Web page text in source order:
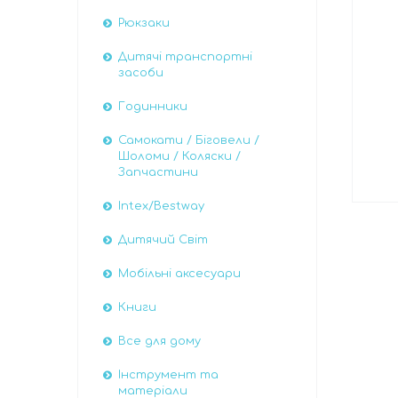
Рюкзаки
Дитячі транспортні
засоби
Годинники
Самокати / Біговели /
Шоломи / Коляски /
Запчастини
Intex/Bestway
Дитячий Світ
Мобільні аксесуари
Книги
Все для дому
Інструмент та
матеріали